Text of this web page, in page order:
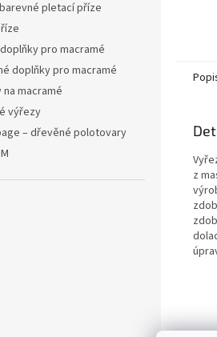
pletací příze
pro macramé
doplňky pro macramé
na macramé
výřezy
– dřevěné polotovary
z